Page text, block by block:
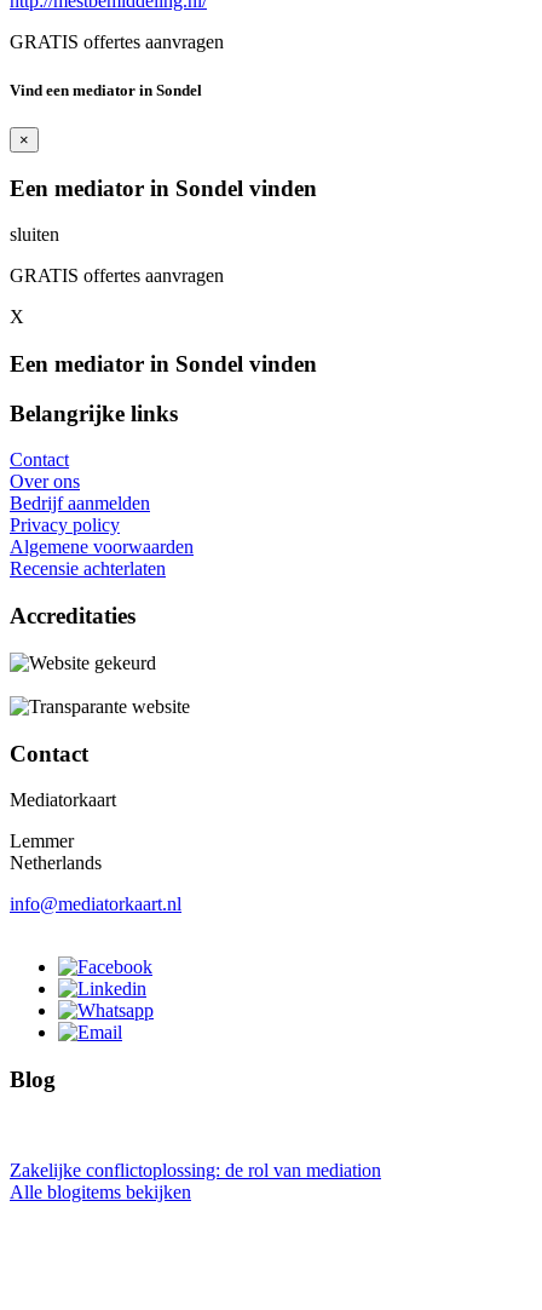
GRATIS offertes aanvragen
Vind een mediator in Sondel
×
Een mediator in Sondel vinden
sluiten
GRATIS offertes aanvragen
X
Een mediator in Sondel vinden
Belangrijke links
Contact
Over ons
Bedrijf aanmelden
Privacy policy
Algemene voorwaarden
Recensie achterlaten
Accreditaties
Contact
Mediatorkaart
Lemmer
Netherlands
info@mediatorkaart.nl
Blog
Zakelijke conflictoplossing: de rol van mediation
Alle blogitems bekijken